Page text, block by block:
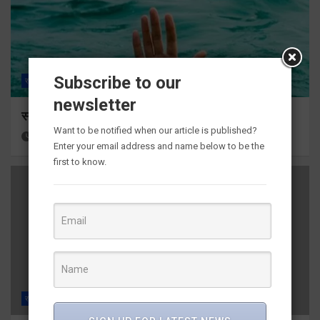
राज्य ALL हरिद्वार
स्नान के दौरान कांवडिया तेज बहाव की चपेट में आकर बहा
13 hours ago Viri Gairola
राज्य
Subscribe to our
newsletter
Want to be notified when our article is published?
Enter your email address and name below to be the
first to know.